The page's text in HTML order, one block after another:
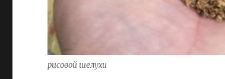
рисовой шелухи